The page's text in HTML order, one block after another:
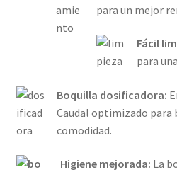
para un mejor
Fácil
para
Boquilla dosificadora:
Caudal optimizado para
comodidad.
Higiene mejorada: La